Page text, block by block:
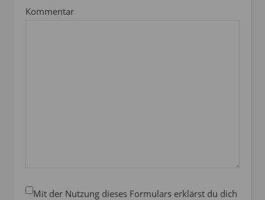
Kommentar
Mit der Nutzung dieses Formulars erklärst du dich